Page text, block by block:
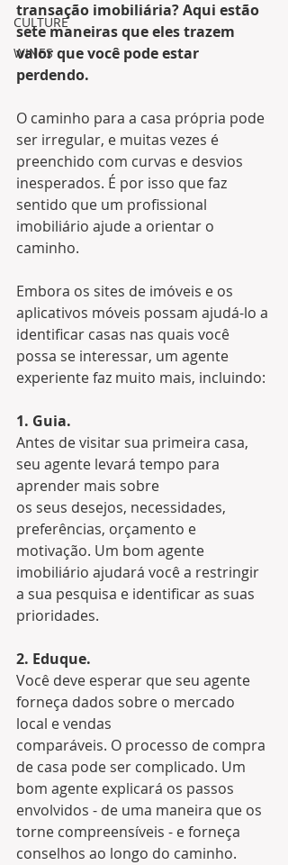
CULTURE
WINES
transação imobiliária? Aqui estão
sete maneiras que eles trazem
valor que você pode estar
perdendo.
O caminho para a casa própria pode
ser irregular, e muitas vezes é
preenchido com curvas e desvios
inesperados. É por isso que faz
sentido que um profissional
imobiliário ajude a orientar o
caminho.
Embora os sites de imóveis e os
aplicativos móveis possam ajudá-lo a
identificar casas nas quais você
possa se interessar, um agente
experiente faz muito mais, incluindo:
1. Guia.
Antes de visitar sua primeira casa,
seu agente levará tempo para
aprender mais sobre
os seus desejos, necessidades,
preferências, orçamento e
motivação. Um bom agente
imobiliário ajudará você a restringir
a sua pesquisa e identificar as suas
prioridades.
2. Eduque.
Você deve esperar que seu agente
forneça dados sobre o mercado
local e vendas
comparáveis. O processo de compra
de casa pode ser complicado. Um
bom agente explicará os passos
envolvidos - de uma maneira que os
torne compreensíveis - e forneça
conselhos ao longo do caminho.